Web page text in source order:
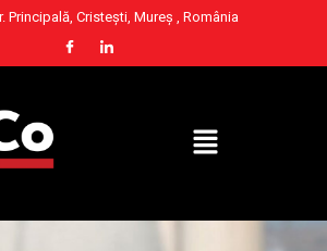
Principală, Cristești, Mureș , România